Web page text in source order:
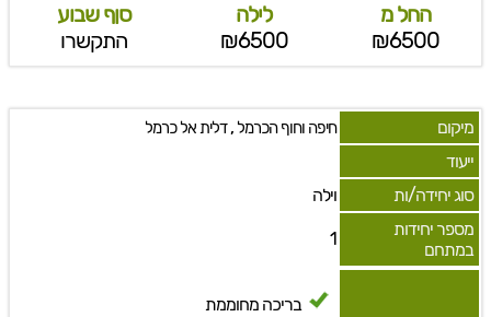
החל מ
₪6500
לילה
₪6500
סןף שבוע
התקשרו
מיקום חיפה וחוף הכרמל,דלית אל כרמל
ייעוד
סוג יחידה/ות
וילה
מספר יחידות
במתחם
1
בריכה מחוממת